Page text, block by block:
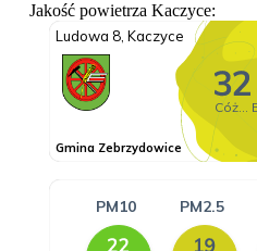
Jakość powietrza Kaczyce: